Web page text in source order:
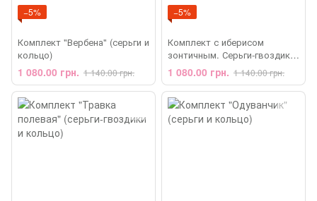
−5%
Комплект "Вербена" (серьги и
кольцо)
1 080.00 грн. 1 140.00 грн.
−5%
Комплект с иберисом
зонтичным. Серьги-гвоздики
и кольцо
1 080.00 грн. 1 140.00 грн.